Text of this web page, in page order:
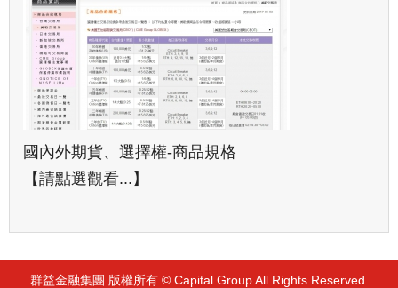
國內外期貨、選擇權-商品規格
【請點選觀看...】
群益金融集團 版權所有 © Capital Group All Rights Reserved.